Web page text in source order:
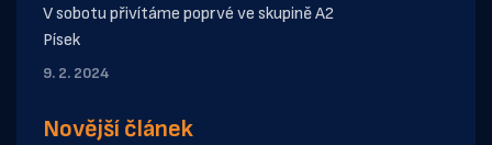
V sobotu přivítáme poprvé ve skupině A2
Písek
9. 2. 2024
Novější článek